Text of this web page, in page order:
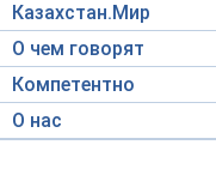
Казахстан.Мир
О чем говорят
Компетентно
О нас